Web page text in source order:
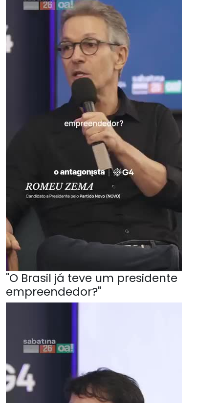
"O Brasil já teve um presidente
empreendedor?"